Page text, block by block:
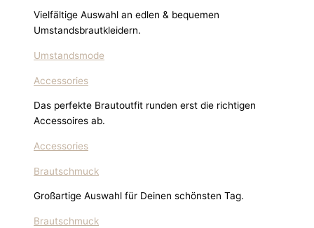
Vielfältige Auswahl an edlen & bequemen
Umstandsbrautkleidern.
Umstandsmode
Accessories
Das perfekte Brautoutfit runden erst die richtigen
Accessoires ab.
Accessories
Brautschmuck
Großartige Auswahl für Deinen schönsten Tag.
Brautschmuck